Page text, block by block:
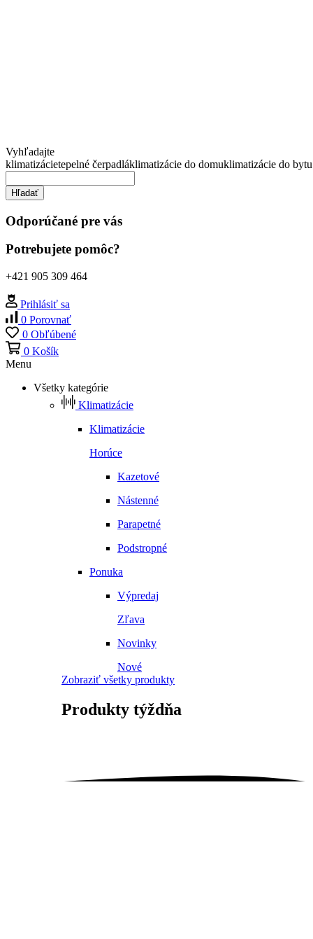
Vyhľadajte
klimatizácietepelné čerpadláklimatizácie do domuklimatizácie do bytu
Hľadať
Odporúčané pre vás
Potrebujete pomôc?
+421 905 309 464
Prihlásiť sa
0 Porovnať
0 Obľúbené
0 Košík
Menu
Všetky kategórie
Klimatizácie
Klimatizácie
Horúce
Kazetové
Nástenné
Parapetné
Podstropné
Ponuka
Výpredaj
Zľava
Novinky
Nové
Zobraziť všetky produkty
Produkty týždňa